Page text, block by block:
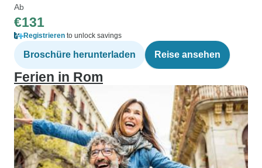
Ab
€131
Registrieren to unlock savings
Broschüre herunterladen Reise ansehen
Ferien in Rom